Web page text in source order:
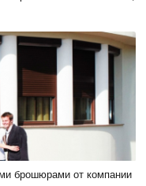
брошюрами от компании